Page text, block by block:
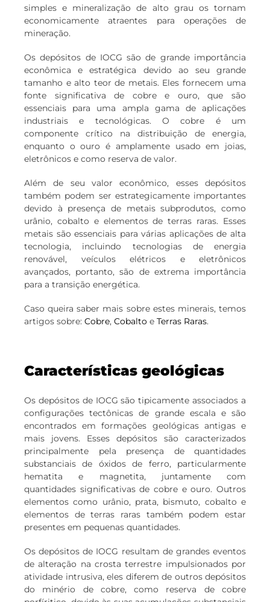
simples e mineralização de alto grau os tornam
economicamente atraentes para operações de
mineração.
Os depósitos de IOCG são de grande importância
econômica e estratégica devido ao seu grande
tamanho e alto teor de metais. Eles fornecem uma
fonte significativa de cobre e ouro, que são
essenciais para uma ampla gama de aplicações
industriais e tecnológicas. O cobre é um
componente crítico na distribuição de energia,
enquanto o ouro é amplamente usado em joias,
eletrônicos e como reserva de valor.
Além de seu valor econômico, esses depósitos
também podem ser estrategicamente importantes
devido à presença de metais subprodutos, como
urânio, cobalto e elementos de terras raras. Esses
metais são essenciais para várias aplicações de alta
tecnologia, incluindo tecnologias de energia
renovável, veículos elétricos e eletrônicos
avançados, portanto, são de extrema importância
para a transição energética.
Caso queira saber mais sobre estes minerais, temos
artigos sobre: Cobre, Cobalto e Terras Raras.
Características geológicas
Os depósitos de IOCG são tipicamente associados a
configurações tectônicas de grande escala e são
encontrados em formações geológicas antigas e
mais jovens. Esses depósitos são caracterizados
principalmente pela presença de quantidades
substanciais de óxidos de ferro, particularmente
hematita e magnetita, juntamente com
quantidades significativas de cobre e ouro. Outros
elementos como urânio, prata, bismuto, cobalto e
elementos de terras raras também podem estar
presentes em pequenas quantidades.
Os depósitos de IOCG resultam de grandes eventos
de alteração na crosta terrestre impulsionados por
atividade intrusiva, eles diferem de outros depósitos
do minério de cobre, como reserva de cobre